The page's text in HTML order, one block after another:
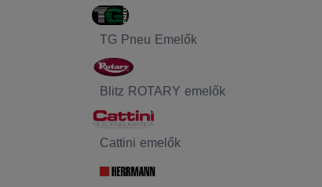
TG Pneu Emelők
Blitz ROTARY emelők
Cattini emelők